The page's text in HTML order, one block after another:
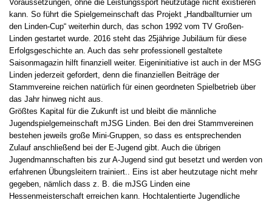
Voraussetzungen, ohne die Leistungssport heutzutage nicht existieren
kann. So führt die Spielgemeinschaft das Projekt „Handballturnier um
den Linden-Cup“ weiterhin durch, das schon 1992 vom TV Großen-
Linden gestartet wurde. 2016 steht das 25jährige Jubiläum für diese
Erfolgsgeschichte an. Auch das sehr professionell gestaltete
Saisonmagazin hilft finanziell weiter. Eigeninitiative ist auch in der MSG
Linden jederzeit gefordert, denn die finanziellen Beiträge der
Stammvereine reichen natürlich für einen geordneten Spielbetrieb über
das Jahr hinweg nicht aus.
Größtes Kapital für die Zukunft ist und bleibt die männliche
Jugendspielgemeinschaft mJSG Linden. Bei den drei Stammvereinen
bestehen jeweils große Mini-Gruppen, so dass es entsprechenden
Zulauf anschließend bei der E-Jugend gibt. Auch die übrigen
Jugendmannschaften bis zur A-Jugend sind gut besetzt und werden von
erfahrenen Übungsleitern trainiert.. Eins ist aber heutzutage nicht mehr
gegeben, nämlich dass z. B. die mJSG Linden eine
Hessenmeisterschaft erreichen kann. Hochtalentierte Jugendliche